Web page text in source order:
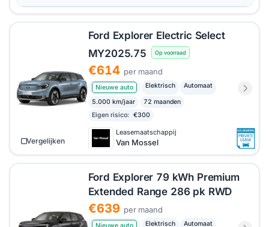
Ford Explorer Electric Select
MY2025.75
Op voorraad
€614 per maand
Nieuwe auto Elektrisch Automaat
5.000 km/jaar
72 maanden
Eigen risico:
€300
Leasemaatschappij
Van Mossel
Vergelijken
Ford Explorer 79 kWh Premium
Extended Range 286 pk RWD
€639 per maand
Nieuwe auto Elektrisch Automaat